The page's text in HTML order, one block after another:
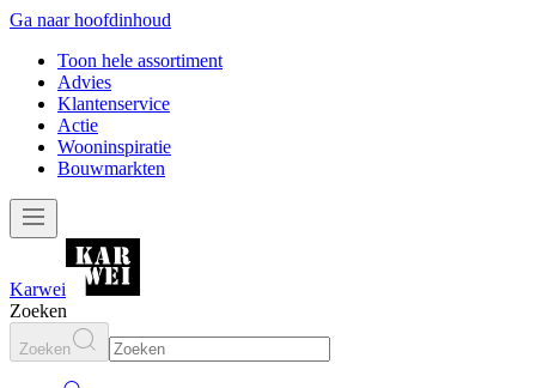
Ga naar hoofdinhoud
Toon hele assortiment
Advies
Klantenservice
Actie
Wooninspiratie
Bouwmarkten
Karwei
Zoeken
Zoeken